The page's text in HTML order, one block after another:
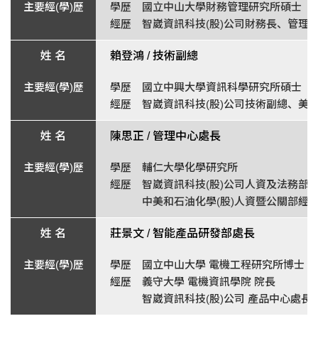
學歷 國立中山大學財務管理研究所碩士
經歷 智崴資訊科技(股)公司財務長、管理
賴登鴻 /技術副總
學歷 國立中興大學資訊科學研究所碩士
經歷 智崴資訊科技(股)公司技術副總、美
陳思正 / 管理中心處長
學歷 輔仁大學化學研究所
經歷 智崴資訊科技(股)公司人資及法務部
中美和石油化學(股)人資暨公關部經
莊景文 /智能產品研發部處長
學歷 國立中山大學 電機工程研究所博士
經歷 義守大學 電機資訊學院 院長
智崴資訊科技(股)公司 產品中心處長